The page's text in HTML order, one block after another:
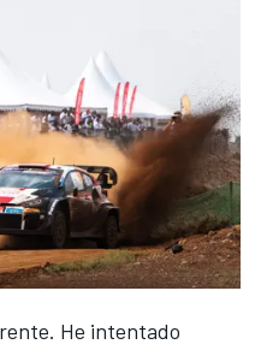
He intentado